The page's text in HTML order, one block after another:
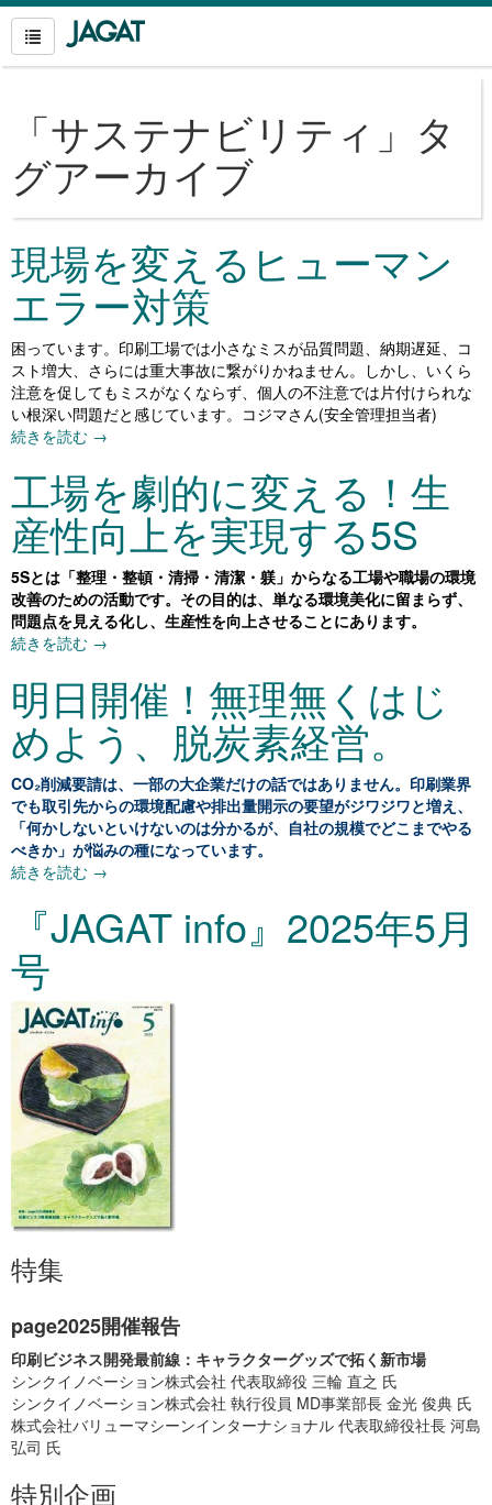
「サステナビリティ 」タ
グアーカイブ
現場を変えるヒューマン
エラー対策
困っています。印刷工場では小さなミスが品質問題、納期遅延、コ
スト増大、さらには重大事故に繋がりかねません。しかし、いくら
注意を促してもミスがなくならず、個人の不注意では片付けられな
い根深い問題だと感じています。コジマさん(安全管理担当者)
続きを読む →
工場を劇的に変える！生
産性向上を実現する5S
5Sとは「整理・整頓・清掃・清潔・躾」からなる工場や職場の環境
改善のための活動です。その目的は、単なる環境美化に留まらず、
問題点を見える化し、生産性を向上させることにあります。
続きを読む →
明日開催！無理無くはじ
めよう、脱炭素経営。
CO₂削減要請は、一部の大企業だけの話ではありません。印刷業界
でも取引先からの環境配慮や排出量開示の要望がジワジワと増え、
「何かしないといけないのは分かるが、自社の規模でどこまでやる
べきか」が悩みの種になっています。
続きを読む →
『JAGAT info』2025年5月
号
特集
page2025開催報告
印刷ビジネス開発最前線：キャラクターグッズで拓く新市場
シンクイノベーション株式会社 代表取締役 三輪 直之 氏
シンクイノベーション株式会社 執行役員 MD事業部長 金光 俊典 氏
株式会社バリューマシーンインターナショナル 代表取締役社長 河島
弘司 氏
特別企画